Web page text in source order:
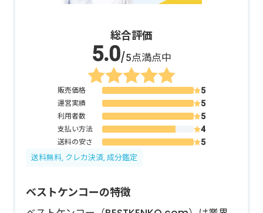
総合評価
/5点満点中
販売価格
運営実績
利用者数
支払い方法
送料の安さ
送料無料, クレカ決済, 成分鑑定
ベストケンコーの特徴